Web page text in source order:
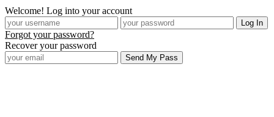
Welcome! Log into your account
Forgot your password?
Recover your password